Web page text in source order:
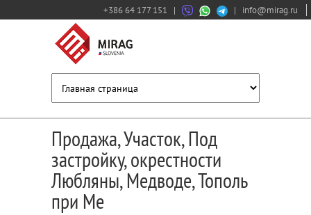
+386 64 177 151 | | info@mirag.ru
Продажа, Участок, Под
застройку, окрестности
Любляны, Медводе, Тополь
при Ме